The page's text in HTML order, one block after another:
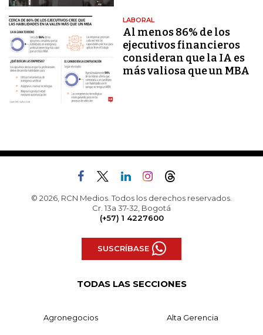
LABORAL
Al menos 86% de los
ejecutivos financieros
consideran que la IA es
más valiosa que un MBA
© 2026, RCN Medios. Todos los derechos reservados.
Cr. 13a 37-32, Bogotá
(+57) 1 4227600
SUSCRÍBASE
TODAS LAS SECCIONES
Agronegocios Alta Gerencia